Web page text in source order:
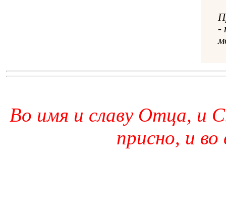
-
Во имя и славу Отца, и
присно, и во